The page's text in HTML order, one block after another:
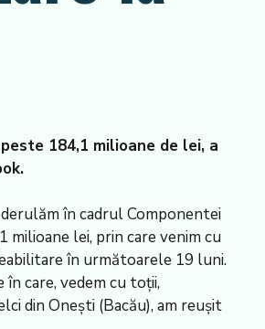
184,1 milioane de lei, a
în cadrul Componentei
milioane lei, prin care venim cu
în următoarele 19 luni.
care, vedem cu toții,
din Onești (Bacău), am reușit